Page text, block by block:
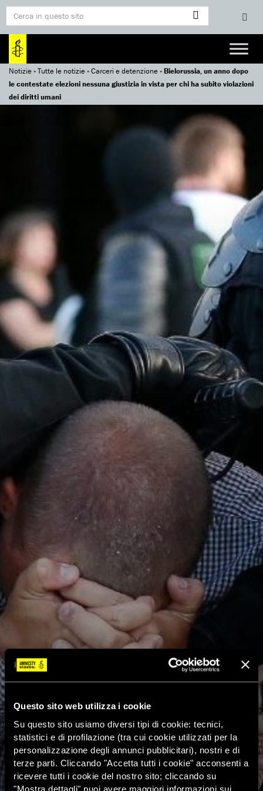
Questo sito web utilizza i cookie
Su questo sito usiamo diversi tipi di cookie: tecnici,
statistici e di profilazione (tra cui cookie utilizzati per la
personalizzazione degli annunci pubblicitari), nostri e di
terze parti. Cliccando "Accetta tutti i cookie" acconsenti a
ricevere tutti i cookie del nostro sito; cliccando su
"Mostra dettagli" puoi avere maggiori informazioni sui
Notizie»Tutte le notizie»Carceri e detenzione»Bielorussia, un anno dopo
le contestate elezioni nessuna giustizia in vista per chi ha subito violazioni
dei diritti umani